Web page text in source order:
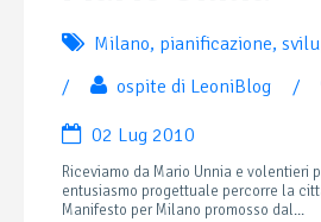
Milano, pianificazione,
/
ospite di LeoniBlog /
02 Lug 2010
Riceviamo da Mario Unnia e volentieri
entusiasmo progettuale percorre la
Manifesto per Milano promosso dal...